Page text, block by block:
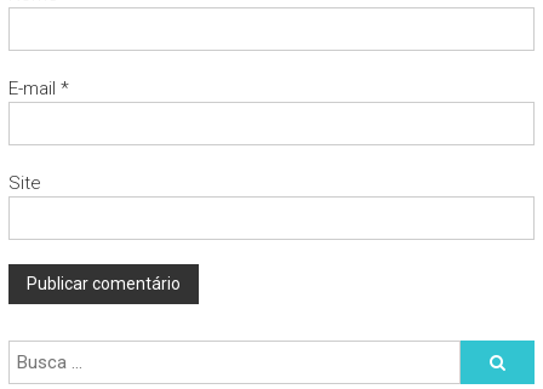
E-mail *
Site